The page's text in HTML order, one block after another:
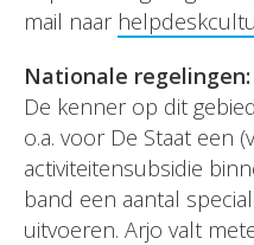
mail naar
Nationale regelingen:
De kenner op dit
o.a. voor De Staat een
activiteitensubsidie
band een aantal
uitvoeren. Arjo valt